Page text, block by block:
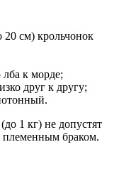
20 см) крольчонок
к морде;
друг к другу;
1 кг) не допустят
племенным браком.